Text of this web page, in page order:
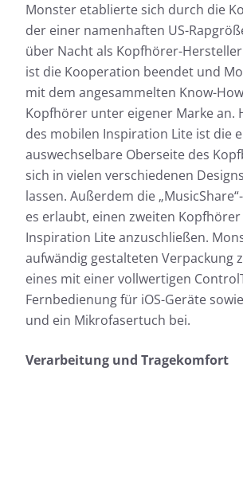
Monster etablierte sich durch die
der einer namenhaften US-
über Nacht als Kopfhörer-
ist die Kooperation beendet und
mit dem angesammelten Know-
Kopfhörer unter eigener Marke an.
des mobilen Inspiration Lite ist die
auswechselbare Oberseite des
sich in vielen verschiedenen
lassen. Außerdem die
es erlaubt, einen zweiten
Inspiration Lite anzuschließen.
aufwändig gestalteten Verpackung
eines mit einer vollwertigen
Fernbedienung für iOS-Geräte
und ein Mikrofasertuch bei.
Verarbeitung und Tragekomfort